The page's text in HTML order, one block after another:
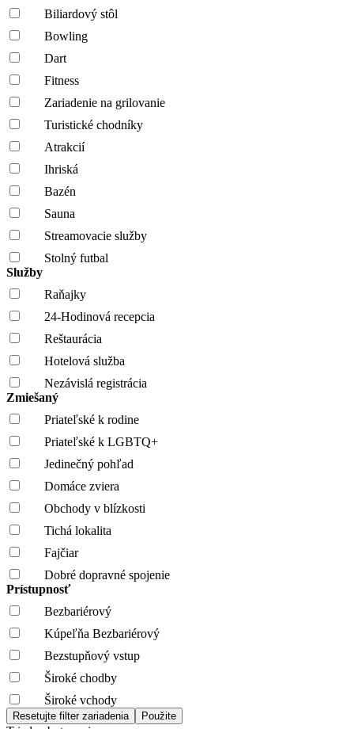
Biliardový stôl
Bowling
Dart
Fitness
Zariadenie na grilovanie
Turistické chodníky
Atrakcií
Ihriská
Bazén
Sauna
Streamovacie služby
Stolný futbal
Služby
Raňajky
24-Hodinová recepcia
Reštaurácia
Hotelová služba
Nezávislá registrácia
Zmiešaný
Priateľské k rodine
Priateľské k LGBTQ+
Jedinečný pohľad
Domáce zviera
Obchody v blízkosti
Tichá lokalita
Fajčiar
Dobré dopravné spojenie
Prístupnosť
Bezbariérový
Kúpeľňa Bezbariérový
Bezstupňový vstup
Široké chodby
Široké vchody